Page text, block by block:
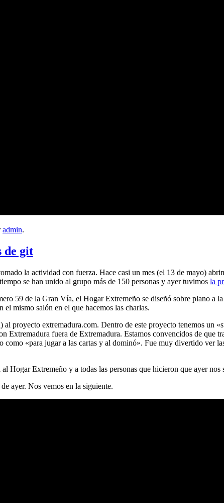
admin.
de git
la actividad con fuerza. Hace casi un mes (el 13 de mayo)
se han unido al grupo más de 150 personas y ayer tuvimos la
59 de la Gran Vía, el Hogar Extremeño se diseñó sobre plano a
el mismo salón en el que hacemos las charlas.
proyecto extremadura.com. Dentro de este proyecto tenemos un
Extremadura fuera de Extremadura. Estamos convencidos de que
«para jugar a las cartas y al dominó». Fue muy divertido ver
Hogar Extremeño y a todas las personas que hicieron que ayer
ayer. Nos vemos en la siguiente.